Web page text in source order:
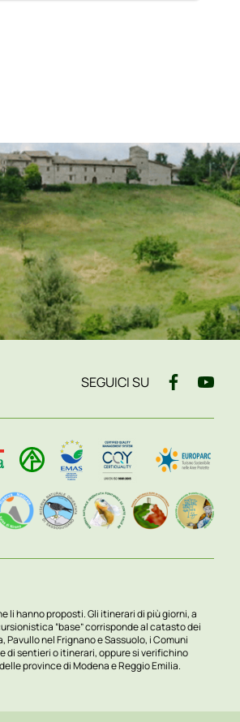
SEGUICI SU
li hanno proposti. Gli itinerari di più giorni, a
“base” corrisponde al catasto dei
nel Frignano e Sassuolo, i Comuni
di sentieri o itinerari, oppure si verifichino
province di Modena e Reggio Emilia.